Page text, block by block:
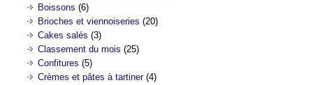
Boissons (6)
Brioches et viennoiseries (20)
Cakes salés (3)
Classement du mois (25)
Confitures (5)
Crèmes et pâtes à tartiner(4)